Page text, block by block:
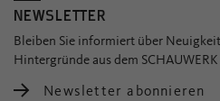
NEWSLETTER
Bleiben Sie informiert über
Hintergründe aus dem SCHAUWERK
Newsletter abonnieren